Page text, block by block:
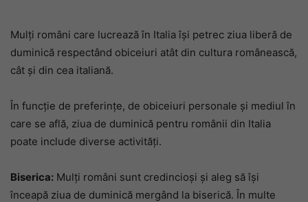
Mulți români care lucrează în Italia își petrec ziua liberă de
duminică respectând obiceiuri atât din cultura românească,
cât și din cea italiană.
În funcție de preferințe, de obiceiuri personale și mediul în
care se află, ziua de duminică pentru românii din Italia
poate include diverse activități.
Biserica: Mulți români sunt credincioși și aleg să își
înceapă ziua de duminică mergând la biserică. În multe